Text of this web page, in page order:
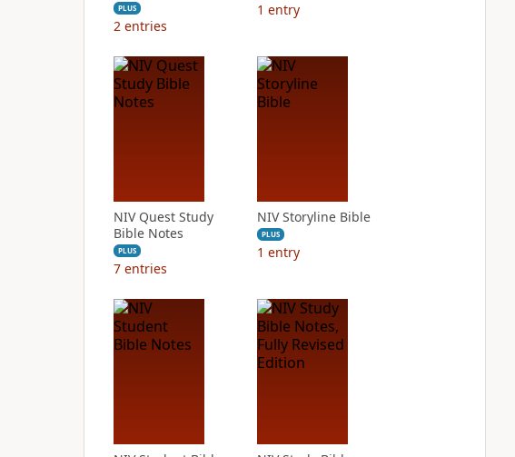
PLUS
2 entries
1 entry
NIV Quest Study
Bible Notes
PLUS
7 entries
NIV Storyline Bible
PLUS
1 entry